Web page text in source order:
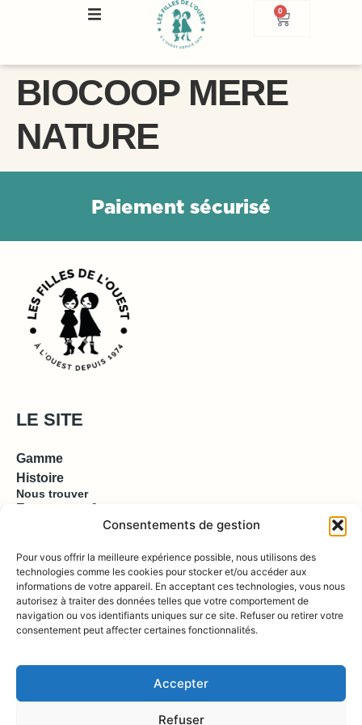
Consentements de gestion
Pour vous offrir la meilleure expérience possible, nous utilisons des
technologies comme les cookies pour stocker et/ou accéder aux
informations de votre appareil. En acceptant ces technologies, vous nous
autorisez à traiter des données telles que votre comportement de
navigation ou vos identifiants uniques sur ce site. Refuser ou retirer votre
consentement peut affecter certaines fonctionnalités.
Accepter
Refuser
0
BIOCOOP MERE
NATURE
Paiement sécurisé
LE SITE
Gamme
Histoire
Nous trouver
Espace pro & presse
EN SAVOIR PLUS
Contact
Compte
Boutique